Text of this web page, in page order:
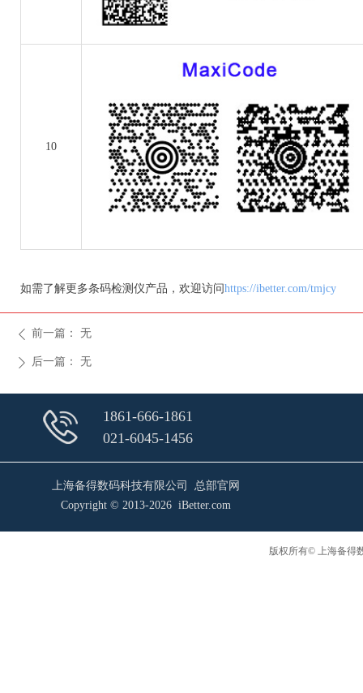
10
如需了解更多条码检测仪产品，欢迎访问https://ibetter.com/tmjcy
ꄴ 前一篇： 无
ꄲ 后一篇： 无
上海备得数码科技有限公司 总部官网
Copyright © 2013-2026 iBetter.com
1861-666-1861
021-6045-1456
版权所有© 上海备得